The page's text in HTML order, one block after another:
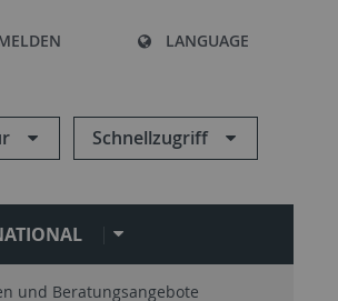
LANGUAGE
Schnellzugriff
und Beratungsangebote